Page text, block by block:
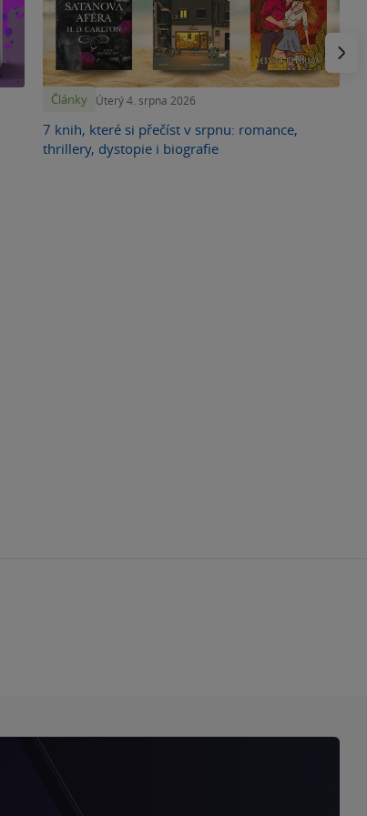
Články Úterý 4. srpna 2026
7 knih, které si přečíst v srpnu: romance,
thrillery, dystopie i biografie